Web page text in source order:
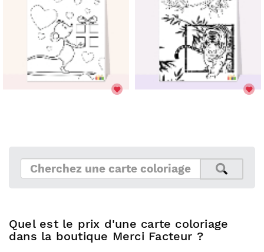
Quel est le prix d'une carte coloriage
dans la boutique Merci Facteur ?